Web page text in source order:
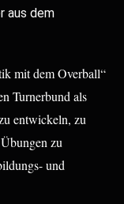
aus dem
mit dem Overball“
Turnerbund als
entwickeln, zu
zu
und